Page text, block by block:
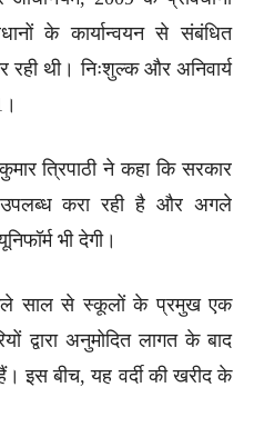
के कार्यान्वयन से संबंधित
थी। निःशुल्क और अनिवार्य
त्रिपाठी ने कहा कि सरकार
करा रही है और अगले
भी देगी।
साल से स्कूलों के प्रमुख एक
द्वारा अनुमोदित लागत के बाद
इस बीच, यह वर्दी की खरीद के